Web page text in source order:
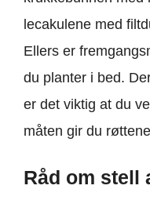
lecakulene med
Ellers er
du planter i bed.
er det viktig at du
måten gir du
Råd om stell